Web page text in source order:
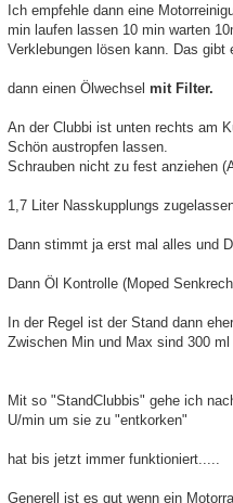
Ich empfehle dann eine
min laufen lassen 10 min warten
Verklebungen lösen kann. Das gibt
dann einen Ölwechsel mit Filter.
An der Clubbi ist unten rechts am
Schön austropfen lassen.
Schrauben nicht zu fest anziehen
1,7 Liter Nasskupplungs
Dann stimmt ja erst mal alles und
Dann Öl Kontrolle (Moped
In der Regel ist der Stand dann
Zwischen Min und Max sind 300 ml
Mit so "StandClubbis" gehe ich
U/min um sie zu "entkorken"
hat bis jetzt immer funktioniert.....
Generell ist es gut wenn ein